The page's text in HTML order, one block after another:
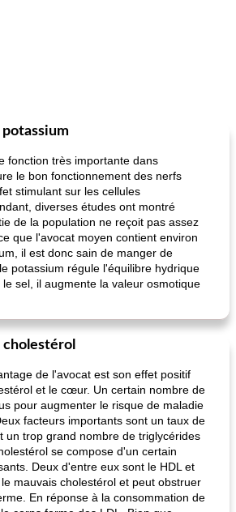
fonction très importante dans
le bon fonctionnement des nerfs
stimulant sur les cellules
diverses études ont montré
de la population ne reçoit pas assez
que l'avocat moyen contient environ
il est donc sain de manger de
potassium régule l'équilibre hydrique
sel, il augmente la valeur osmotique
cholestérol
de l'avocat est son effet positif
et le cœur. Un certain nombre de
pour augmenter le risque de maladie
facteurs importants sont un taux de
un trop grand nombre de triglycérides
se compose d'un certain
Deux d'entre eux sont le HDL et
mauvais cholestérol et peut obstruer
En réponse à la consommation de